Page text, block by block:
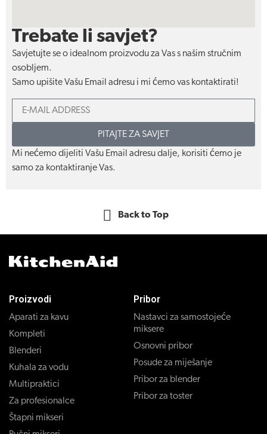
Trebate li savjet?
Savjetujte se o idealnom proizvodu za Vas s našim stručnim
osobljem.
Samo upišite Vašu Email adresu i mi ćemo vas kontaktirati!
PITAJTE ZA SAVJET
Mi nećemo dijeliti Vašu Email adresu dalje, korisiti ćemo je
samo za kontaktiranje Vas.
Back to Top
Proizvodi
Aparati za kavu
Kompleti
Blenderi
Kuhala za vodu
Multipraktici
Za profesionalce
Štapni mikseri
Pribor
Nastavci za samostojeće
miksere
Osnovni pribor
Posude za miješanje
Pribor za blender
Pribor za toster